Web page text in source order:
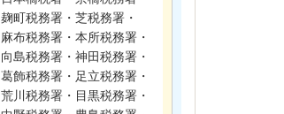
麹町税務署・芝税務署・
麻布税務署・本所税務署・
向島税務署・神田税務署・
葛飾税務署・足立税務署・
荒川税務署・目黒税務署・